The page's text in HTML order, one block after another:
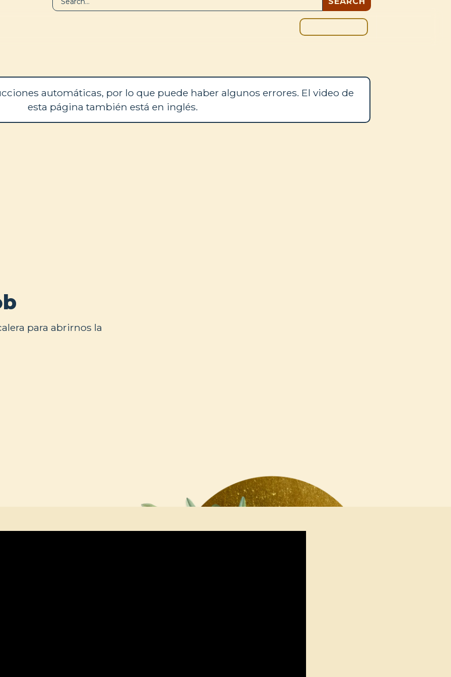
automáticas, por lo que puede haber algunos errores. El video de
esta página también está en inglés.
para abrirnos la